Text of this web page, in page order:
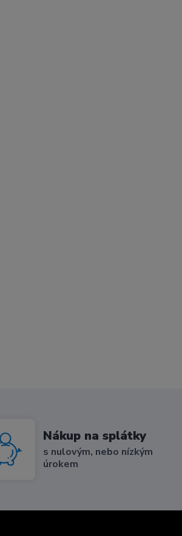
Nákup na splátky
s nulovým, nebo nízkým
úrokem